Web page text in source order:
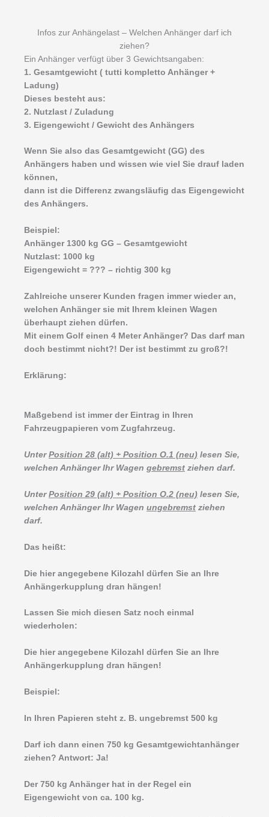
Infos zur Anhängelast – Welchen Anhänger darf ich
ziehen?
Ein Anhänger verfügt über 3 Gewichtsangaben:
1. Gesamtgewicht ( tutti kompletto Anhänger +
Ladung)
Dieses besteht aus:
2. Nutzlast / Zuladung
3. Eigengewicht / Gewicht des Anhängers
Wenn Sie also das Gesamtgewicht (GG) des
Anhängers haben und wissen wie viel Sie drauf laden
können,
dann ist die Differenz zwangsläufig das Eigengewicht
des Anhängers.
Beispiel:
Anhänger 1300 kg GG – Gesamtgewicht
Nutzlast: 1000 kg
Eigengewicht = ??? – richtig 300 kg
Zahlreiche unserer Kunden fragen immer wieder an,
welchen Anhänger sie mit Ihrem kleinen Wagen
überhaupt ziehen dürfen.
Mit einem Golf einen 4 Meter Anhänger? Das darf man
doch bestimmt nicht?! Der ist bestimmt zu groß?!
Erklärung:
Maßgebend ist immer der Eintrag in Ihren
Fahrzeugpapieren vom Zugfahrzeug.
Unter Position 28 (alt) + Position O.1 (neu) lesen Sie,
welchen Anhänger Ihr Wagen gebremst ziehen darf.
Unter Position 29 (alt) + Position O.2 (neu) lesen Sie,
welchen Anhänger Ihr Wagen ungebremst ziehen
darf.
Das heißt:
Die hier angegebene Kilozahl dürfen Sie an Ihre
Anhängerkupplung dran hängen!
Lassen Sie mich diesen Satz noch einmal
wiederholen:
Die hier angegebene Kilozahl dürfen Sie an Ihre
Anhängerkupplung dran hängen!
Beispiel:
In Ihren Papieren steht z. B. ungebremst 500 kg
Darf ich dann einen 750 kg Gesamtgewichtanhänger
ziehen? Antwort: Ja!
Der 750 kg Anhänger hat in der Regel ein
Eigengewicht von ca. 100 kg.